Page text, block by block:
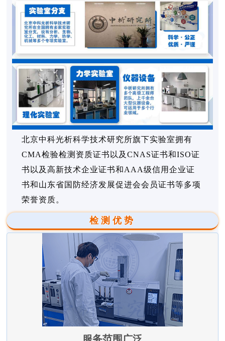
北京中科光析科学技术研究所旗下实验室拥有
CMA检验检测资质证书以及CNAS证书和ISO证
书以及高新技术企业证书和AAA级信用企业证
书和山东省国防经济发展促进会会员证书等多项
荣誉资质。
检测优势